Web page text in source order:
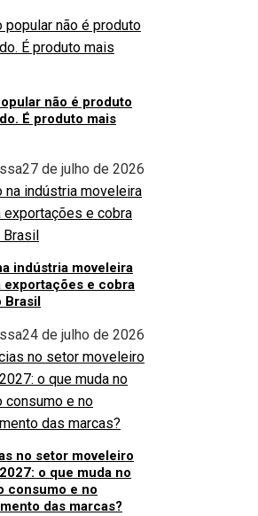
não é produto
É produto mais
27 de julho de 2026
indústria moveleira
exportações e cobra
Brasil
24 de julho de 2026
no setor moveleiro
o que muda no
consumo e no
das marcas?